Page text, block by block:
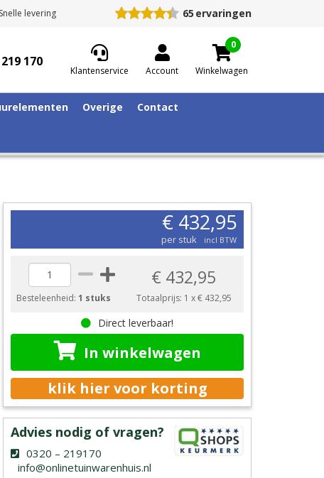
Snelle levering 65 ervaringen
170
Klantenservice Account
0
Winkelwagen
Overige Contact
€ 432,95
per stuk incl BTW
Besteleenheid:1 stuks
€ 432,95
Totaalprijs: 1 x€ 432,95
Direct leverbaar!
In winkelwagen
klik hier voor korting
Advies nodig of vragen?
0320 – 219170
info@onlinetuinwarenhuis.nl